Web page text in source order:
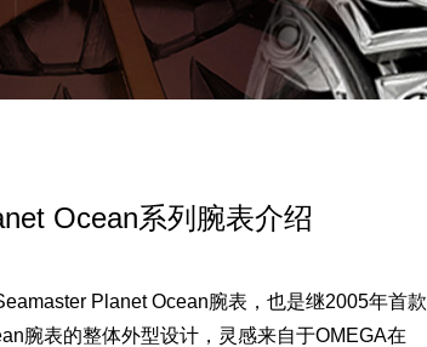
Ocean系列腕表介绍
Planet Ocean腕表，也是继2005年首款
腕表的整体外型设计，灵感来自于OMEGA在